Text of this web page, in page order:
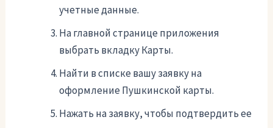
учетные данные.
На главной странице приложения
выбрать вкладку Карты.
Найти в списке вашу заявку на
оформление Пушкинской карты.
Нажать на заявку, чтобы подтвердить ее